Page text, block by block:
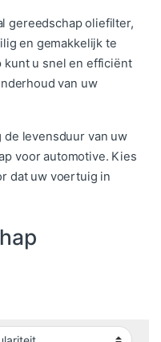
gereedschap oliefilter,
en gemakkelijk te
u snel en efficiënt
van uw
levensduur van uw
voor automotive. Kies
dat uw voertuig in
populariteit